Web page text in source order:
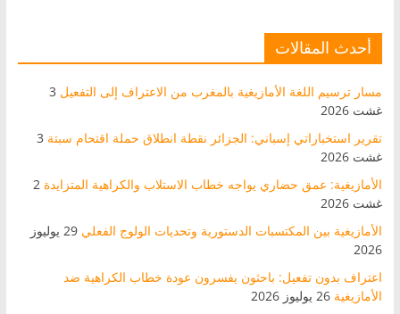
أحدث المقالات
مسار ترسيم اللغة الأمازيغية بالمغرب من الاعتراف إلى التفعيل 3
غشت 2026
تقرير استخباراتي إسباني: الجزائر نقطة انطلاق حملة اقتحام سبتة 3
غشت 2026
الأمازيغية: عمق حضاري يواجه خطاب الاستلاب والكراهية المتزايدة 2
غشت 2026
الأمازيغية بين المكتسبات الدستورية وتحديات الولوج الفعلي
29 يوليوز
2026
اعتراف بدون تفعيل: باحثون يفسرون عودة خطاب الكراهية ضد
الأمازيغية 26 يوليوز 2026